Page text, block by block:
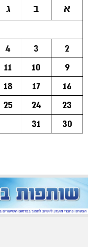
א
ב ג
2
3
4
9
10
11
16
17
18
23
24
25
30
31